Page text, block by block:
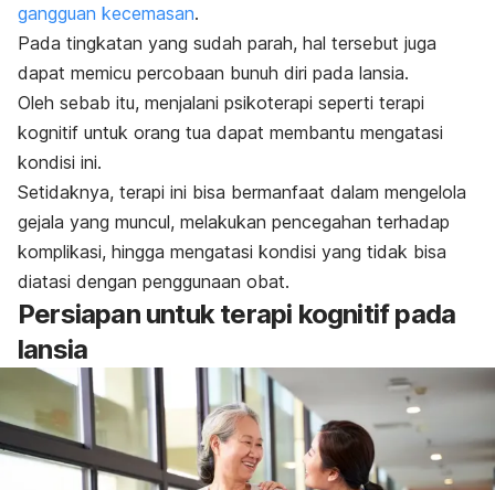
gangguan kecemasan.
Pada tingkatan yang sudah parah, hal tersebut juga
dapat memicu percobaan bunuh diri pada lansia.
Oleh sebab itu, menjalani psikoterapi seperti terapi
kognitif untuk orang tua dapat membantu mengatasi
kondisi ini.
Setidaknya, terapi ini bisa bermanfaat dalam mengelola
gejala yang muncul, melakukan pencegahan terhadap
komplikasi, hingga mengatasi kondisi yang tidak bisa
diatasi dengan penggunaan obat.
Persiapan untuk terapi kognitif pada
lansia